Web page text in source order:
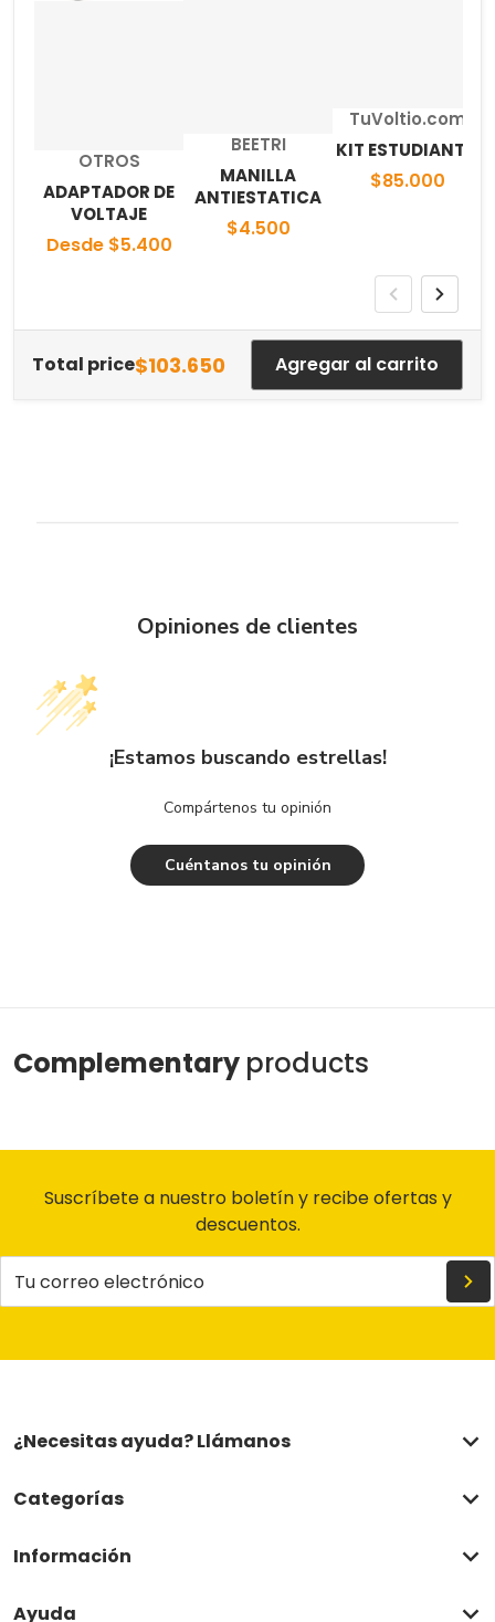
Proveedor:
OTROS
ADAPTADOR DE
VOLTAJE
Desde $5.400
Proveedor:
BEETRI
MANILLA
ANTIESTATICA
$4.500
Proveedor:
TuVoltio.com
KIT ESTUDIANTIL
$85.000
Total price$103.650 Agregar al carrito
Opiniones de clientes
¡Estamos buscando estrellas!
Compártenos tu opinión
Cuéntanos tu opinión
Complementary products
Suscríbete a nuestro boletín y recibe ofertas y
descuentos.
Tu correo electrónico
¿Necesitas ayuda? Llámanos
Categorías
Información
Ayuda